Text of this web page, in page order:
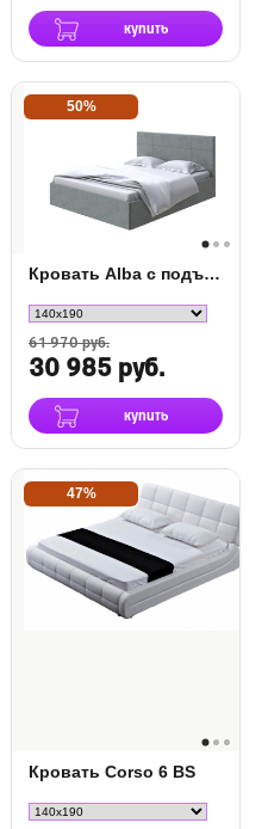
купить
50%
Кровать Alba с подъемным механизмом
61 970 руб.
30 985 руб.
купить
47%
Кровать Corso 6 BS